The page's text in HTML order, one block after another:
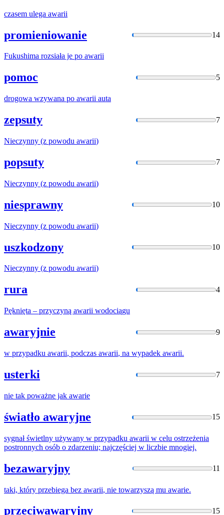
czasem ulega awarii
promieniowanie 14
Fukushima rozsiała je po awarii
pomoc 5
drogowa wzywana po awarii auta
zepsuty 7
Nieczynny (z powodu awarii)
popsuty 7
Nieczynny (z powodu awarii)
niesprawny 10
Nieczynny (z powodu awarii)
uszkodzony 10
Nieczynny (z powodu awarii)
rura 4
Pęknięta – przyczyną awarii wodociągu
awaryjnie 9
w przypadku awarii, podczas awarii, na wypadek awarii.
usterki 7
nie tak poważne jak awarie
światło awaryjne 15
sygnał świetlny używany w przypadku awarii w celu ostrzeżenia
postronnych osób o zdarzeniu; najczęściej w liczbie mnogiej.
bezawaryjny 11
taki, który przebiega bez awarii, nie towarzyszą mu awarie.
przeciwawaryjny 15